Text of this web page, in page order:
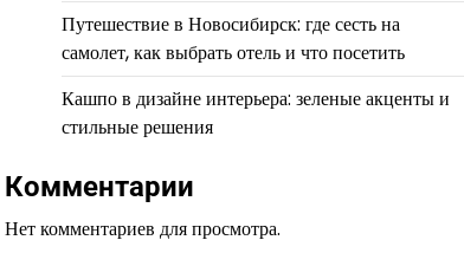
Путешествие в Новосибирск: где сесть на
самолет, как выбрать отель и что посетить
Кашпо в дизайне интерьера: зеленые акценты и
стильные решения
Комментарии
Нет комментариев для просмотра.